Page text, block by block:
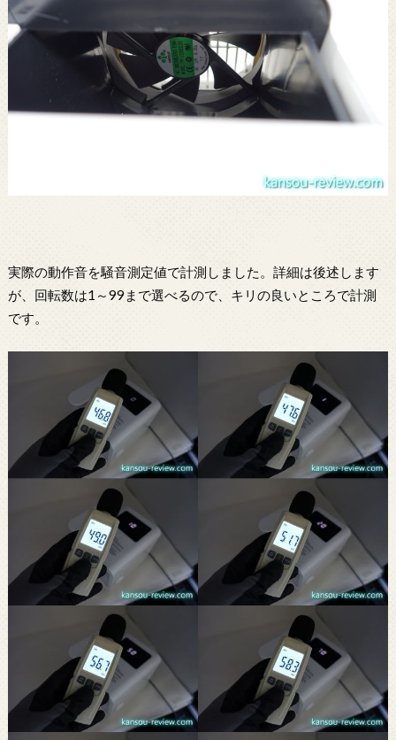
実際の動作音を騒音測定値で計測しました。詳細は後述します
が、回転数は1～99まで選べるので、キリの良いところで計測
です。